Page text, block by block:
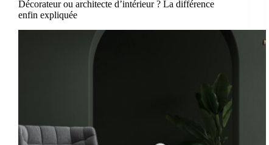
Décorateur ou architecte d’intérieur ? La différence
enfin expliquée